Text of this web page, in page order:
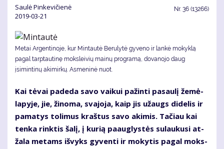
Saulė Pinkevičienė
2019-03-21
Nr. 36 (13266)
Metai Argentinoje, kur Mintautė Berulytė gyveno ir lankė mokyklą
pagal tarptautinę moksleivių mainų programą, dovanojo daug
įsimintinų akimirkų. Asmeninė nuot.
Kai tė­vai pa­de­da sa­vo vai­kui pa­žin­ti pa­sau­lį že­mė­
la­py­je, jie, ži­no­ma, sva­jo­ja, kaip jis už­augs di­de­lis ir
pa­ma­tys to­li­mus kraš­tus sa­vo aki­mis. Ta­čiau kai
ten­ka rink­tis ša­lį, į ku­rią pa­aug­lys­tės su­lau­ku­si at­
ža­la me­tams iš­vyks gy­ven­ti ir mo­ky­tis pa­gal moks­